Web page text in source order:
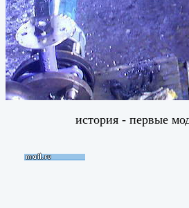
история - первые